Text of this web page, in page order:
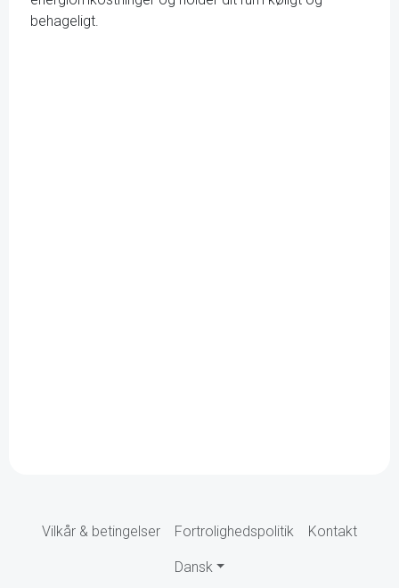
behageligt.
Vilkår & betingelser Fortrolighedspolitik Kontakt
Dansk